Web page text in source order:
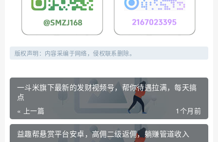
版权声明：内容采编于网络，侵权联系删除。
一斗米旗下最新的发财视频号，帮你待遇拉满，每天搞
点
« 上一篇 1个月前
益趣帮悬赏平台安卓，高佣二级返佣，躺赚管道收入